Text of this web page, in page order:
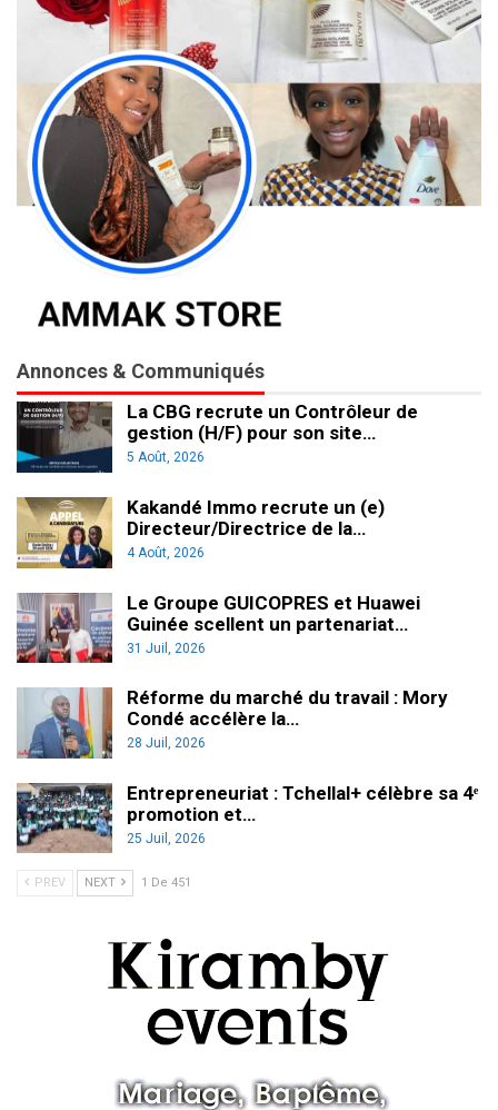
Annonces & Communiqués
La CBG recrute un Contrôleur de
gestion (H/F) pour son site…
5 Août, 2026
Kakandé Immo recrute un (e)
Directeur/Directrice de la…
4 Août, 2026
Le Groupe GUICOPRES et Huawei
Guinée scellent un partenariat…
31 Juil, 2026
Réforme du marché du travail : Mory
Condé accélère la…
28 Juil, 2026
Entrepreneuriat : Tchellal+ célèbre sa 4ᵉ
promotion et…
25 Juil, 2026
PREV NEXT 1 De 451